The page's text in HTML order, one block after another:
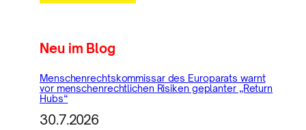
Neu im Blog
Menschenrechtskommissar des Europarats warnt
vor menschenrechtlichen Risiken geplanter „Return
Hubs“
30.7.2026